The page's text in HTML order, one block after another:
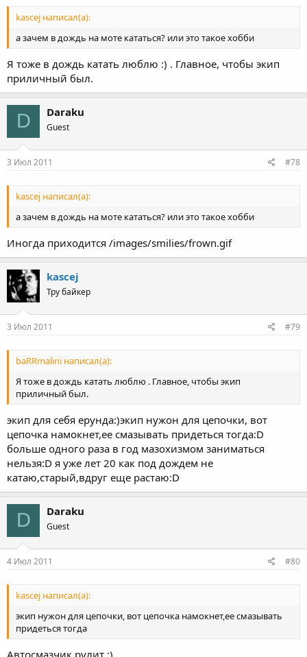
kascej написал(а):
а зачем в дождь на моте кататься? или это такое хобби
Я тоже в дождь катать люблю :) . Главное, чтобы экип
приличный был.
D Daraku
Guest
3 Июл 2011 #78
kascej написал(а):
а зачем в дождь на моте кататься? или это такое хобби
Иногда приходится /images/smilies/frown.gif
kascej
Тру байкер
3 Июл 2011 #79
baRRmalini написал(а):
Я тоже в дождь катать люблю . Главное, чтобы экип
приличный был.
экип для себя ерунда:)экип нужон для цепочки, вот
цепочка намокнет,ее смазывать придеться тогда:D
больше одного раза в год мазохизмом заниматься
нельзя:D я уже лет 20 как под дождем не
катаю,старый,вдруг еще растаю:D
D Daraku
Guest
4 Июл 2011 #80
kascej написал(а):
экип нужон для цепочки, вот цепочка намокнет,ее смазывать
придеться тогда
Автосмазчик рулит :)